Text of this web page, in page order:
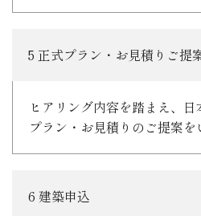
5 正式プラン・お見積りご提
ヒアリング内容を踏まえ、
プラン・お見積りのご提案を
6 建築申込